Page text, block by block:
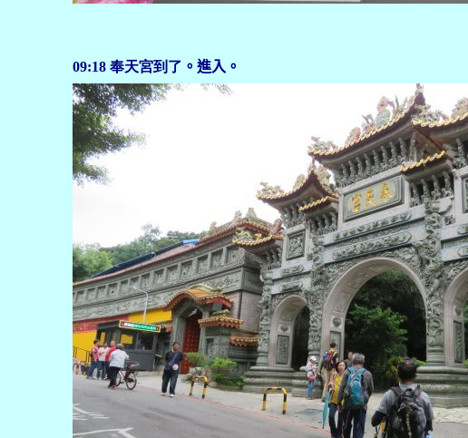
09:18 奉天宮到了 。進入。